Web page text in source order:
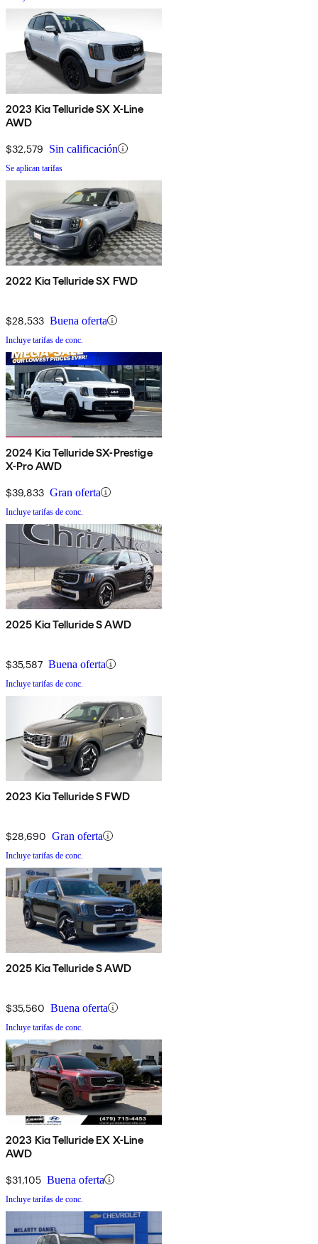
2023 Kia Telluride SX X-Line
AWD
$32,579 Sin calificación
Se aplican tarifas
2022 Kia Telluride SX FWD
$28,533 Buena oferta
Incluye tarifas de conc.
2024 Kia Telluride SX-Prestige
X-Pro AWD
$39,833 Gran oferta
Incluye tarifas de conc.
2025 Kia Telluride S AWD
$35,587 Buena oferta
Incluye tarifas de conc.
2023 Kia Telluride S FWD
$28,690 Gran oferta
Incluye tarifas de conc.
2025 Kia Telluride S AWD
$35,560 Buena oferta
Incluye tarifas de conc.
2023 Kia Telluride EX X-Line
AWD
$31,105 Buena oferta
Incluye tarifas de conc.